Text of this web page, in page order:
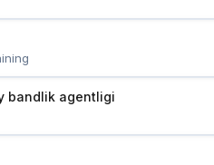
bandlik agentligi